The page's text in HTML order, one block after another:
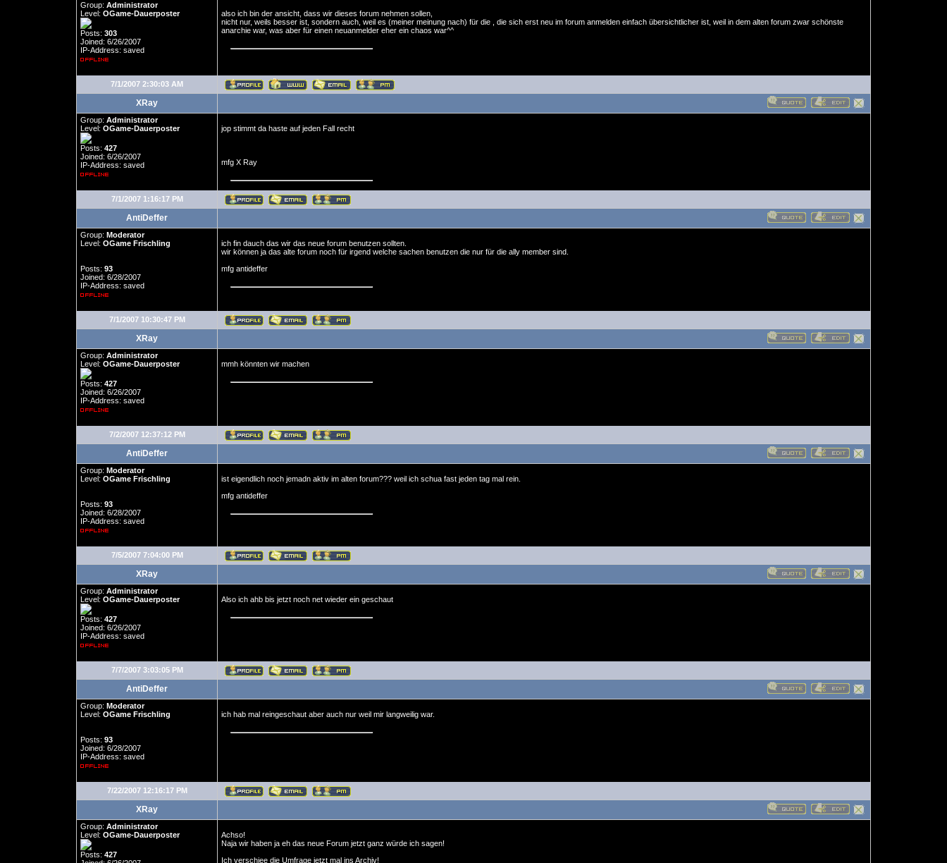
Group: Administrator
Level: OGame-Dauerposter
Posts: 303
Joined: 6/26/2007
IP-Address: saved
also ich bin der ansicht, dass wir dieses forum nehmen sollen,
nicht nur, weils besser ist, sondern auch, weil es (meiner meinung nach) für die , die sich erst neu im forum anmelden einfach übersichtlicher ist, weil in dem alten forum zwar schönste
anarchie war, was aber für einen neuanmelder eher ein chaos war^^
7/1/2007 2:30:03 AM
XRay
Group: Administrator
Level: OGame-Dauerposter
Posts: 427
Joined: 6/26/2007
IP-Address: saved
jop stimmt da haste auf jeden Fall recht
mfg X Ray
7/1/2007 1:16:17 PM
AntiDeffer
Group: Moderator
Level: OGame Frischling
Posts: 93
Joined: 6/28/2007
IP-Address: saved
ich fin dauch das wir das neue forum benutzen sollten.
wir können ja das alte forum noch für irgend welche sachen benutzen die nur für die ally member sind.
mfg antideffer
7/1/2007 10:30:47 PM
XRay
Group: Administrator
Level: OGame-Dauerposter
Posts: 427
Joined: 6/26/2007
IP-Address: saved
mmh könnten wir machen
7/2/2007 12:37:12 PM
AntiDeffer
Group: Moderator
Level: OGame Frischling
Posts: 93
Joined: 6/28/2007
IP-Address: saved
ist eigendlich noch jemadn aktiv im alten forum??? weil ich schua fast jeden tag mal rein.
mfg antideffer
7/5/2007 7:04:00 PM
XRay
Group: Administrator
Level: OGame-Dauerposter
Posts: 427
Joined: 6/26/2007
IP-Address: saved
Also ich ahb bis jetzt noch net wieder ein geschaut
7/7/2007 3:03:05 PM
AntiDeffer
Group: Moderator
Level: OGame Frischling
Posts: 93
Joined: 6/28/2007
IP-Address: saved
ich hab mal reingeschaut aber auch nur weil mir langweilig war.
7/22/2007 12:16:17 PM
XRay
Group: Administrator
Level: OGame-Dauerposter
Posts: 427
Achso!
Naja wir haben ja eh das neue Forum jetzt ganz würde ich sagen!
Ich verschiee die Umfrage jetzt mal ins Archiv!